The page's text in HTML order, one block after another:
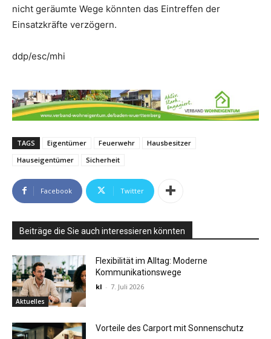
nicht geräumte Wege könnten das Eintreffen der
Einsatzkräfte verzögern.
ddp/esc/mhi
TAGS Eigentümer Feuerwehr
Hausbesitzer
Hauseigentümer
Sicherheit
Facebook Twitter
Beiträge die Sie auch interessieren könnten
Aktuelles
Flexibilität im Alltag: Moderne
Kommunikationswege
kl - 7. Juli 2026
Vorteile des Carport mit Sonnenschutz